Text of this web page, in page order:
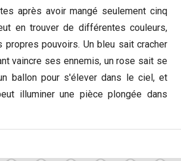
après avoir mangé seulement cinq
en trouver de différentes couleurs,
propres pouvoirs. Un bleu sait cracher
vaincre ses ennemis, un rose sait se
ballon pour s'élever dans le ciel, et
illuminer une pièce plongée dans